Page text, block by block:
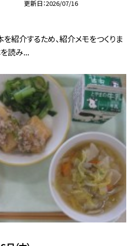
更新日 2026/07/16
紹介するため、紹介メモをつくりま
読み...